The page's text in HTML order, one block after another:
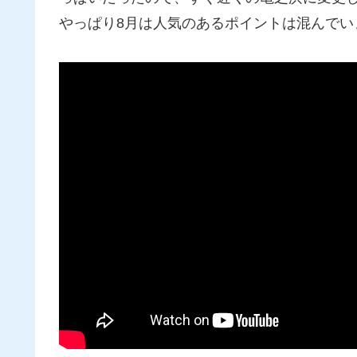
やっぱり8月は人気のあるポイントは混んで